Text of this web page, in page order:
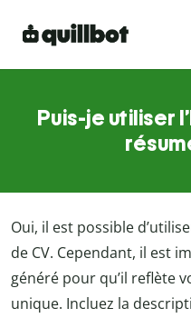
Puis-je utiliser
Oui, il est possible
de CV. Cependant, il est
généré pour qu’il reflète
unique. Incluez la